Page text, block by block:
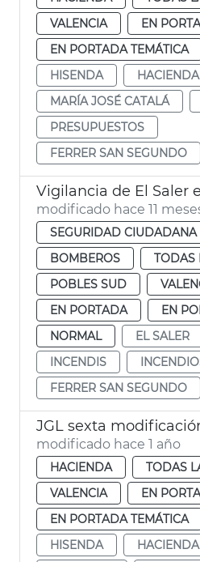
VALENCIA
EN
EN PORTADA TEMÁTICA
HISENDA
HACIENDA
MARÍA JOSÉ CATALÁ
PRESUPUESTOS
FERRER SAN SEGUNDO
modificado hace 11
SEGURIDAD CIUDADANA
BOMBEROS
TODAS
POBLES SUD
EN PORTADA
EN
NORMAL
EL SALER
INCENDIS
FERRER SAN SEGUNDO
modificado hace 1 año
HACIENDA
TODAS
VALENCIA
EN
EN PORTADA TEMÁTICA
HISENDA
HACIENDA